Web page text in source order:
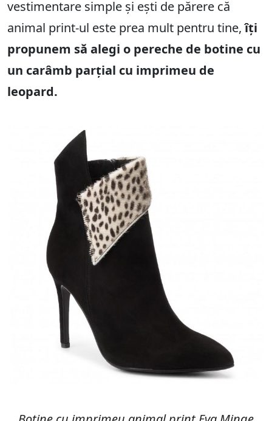
vestimentare simple și ești de părere că
animal print-ul este prea mult pentru tine,îți
propunem să alegi o pereche de botine cu
un carâmb parțial cu imprimeu de
leopard.